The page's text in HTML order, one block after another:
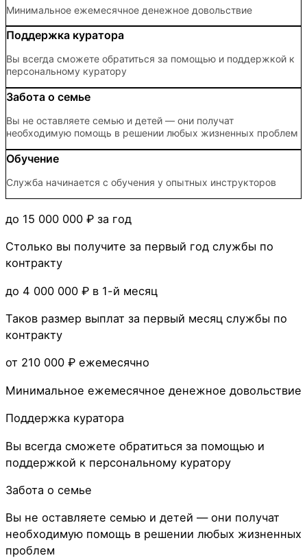
Минимальное ежемесячное денежное довольствие
Поддержка куратора
Вы всегда сможете обратиться за помощью и поддержкой к
персональному куратору
Забота о семье
Вы не оставляете семью и детей — они получат
необходимую помощь в решении любых жизненных проблем
Обучение
Служба начинается с обучения у опытных инструкторов
до 15 000 000 ₽ за год
Столько вы получите за первый год службы по
контракту
до 4 000 000 ₽ в 1-й месяц
Таков размер выплат за первый месяц службы по
контракту
от 210 000 ₽ ежемесячно
Минимальное ежемесячное денежное довольствие
Поддержка куратора
Вы всегда сможете обратиться за помощью и
поддержкой к персональному куратору
Забота о семье
Вы не оставляете семью и детей — они получат
необходимую помощь в решении любых жизненных
проблем